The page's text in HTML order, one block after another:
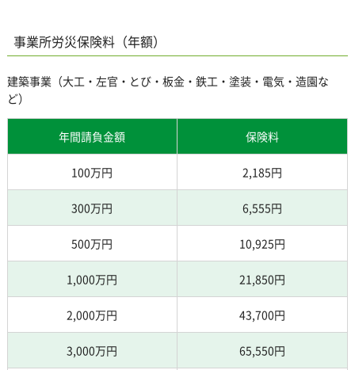
事業所労災保険料（年額）
建築事業（大工・左官・とび・板金・鉄工・塗装・電気・造園な
ど）
年間請負金額 保険料
100万円 2,185円
300万円 6,555円
500万円 10,925円
1,000万円 21,850円
2,000万円 43,700円
3,000万円 65,550円